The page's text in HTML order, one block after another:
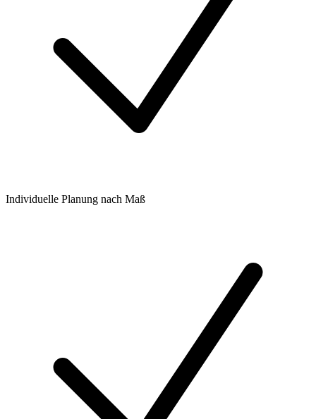
Individuelle Planung nach Maß